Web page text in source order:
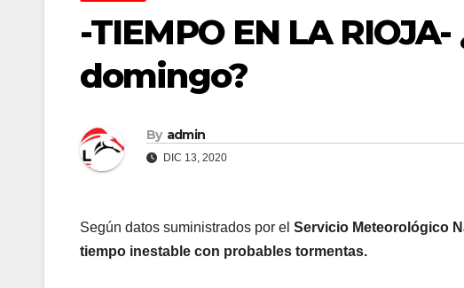
-TIEMPO EN LA
domingo?
By admin
DIC 13, 2020
Según datos suministrados por el Servicio Meteorológico
tiempo inestable con probables tormentas.